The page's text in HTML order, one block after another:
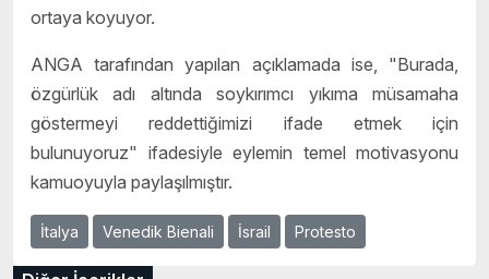
ortaya koyuyor.
ANGA tarafından yapılan açıklamada ise, "Burada,
özgürlük adı altında soykırımcı yıkıma müsamaha
göstermeyi reddettiğimizi ifade etmek için
bulunuyoruz" ifadesiyle eylemin temel motivasyonu
kamuoyuyla paylaşılmıştır.
İtalya Venedik Bienali İsrail Protesto